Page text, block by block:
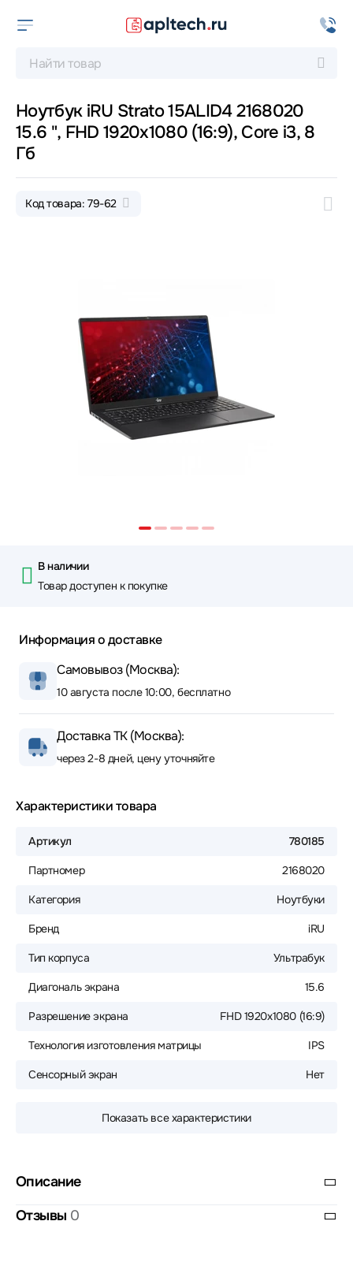
Ноутбук iRU Strato 15ALID4 2168020
15.6 ", FHD 1920x1080 (16:9), Core i3, 8
Гб
Код товара: 79-62
В наличии
Товар доступен к покупке
Информация о доставке
Самовывоз (Москва):
10 августа после 10:00, бесплатно
Доставка ТК (Москва):
через 2-8 дней, цену уточняйте
Характеристики товара
Артикул 780185
Партномер 2168020
Категория Ноутбуки
Бренд iRU
Тип корпуса Ультрабук
Диагональ экрана 15.6
Разрешение экрана FHD 1920x1080 (16:9)
Технология изготовления матрицы IPS
Сенсорный экран Нет
Показать все характеристики
Описание
Отзывы 0